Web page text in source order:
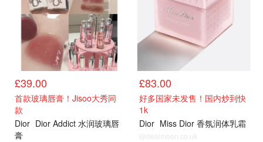
£39.00
首款玻璃唇膏！Jisoo大秀同
款
Dior Dior Addict 水润玻璃唇
膏
£83.00
好多国家未发售！国内炒到快
1k
Dior Miss Dior 香氛润体乳霜
@dealmoon.co.uk